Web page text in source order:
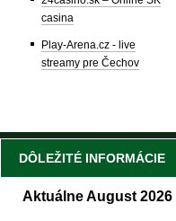
casina
Play-Arena.cz - live
streamy pre Čechov
DÔLEŽITÉ INFORMÁCIE
Aktuálne August 2026